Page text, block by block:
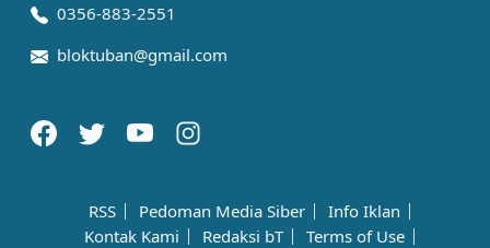
0356-883-2551
bloktuban@gmail.com
RSS Pedoman Media Siber
Info Iklan
Kontak Kami
Redaksi bT
Terms of Use